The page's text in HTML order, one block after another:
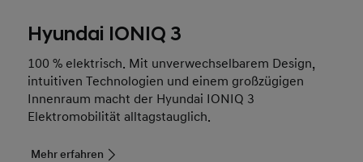
Hyundai IONIQ 3
100 % elektrisch. Mit unverwechselbarem Design,
intuitiven Technologien und einem großzügigen
Innenraum macht der Hyundai IONIQ 3
Elektromobilität alltagstauglich.
Mehr erfahren